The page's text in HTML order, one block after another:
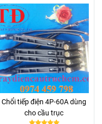
Chổi tiếp điện 4P-60A dùng
cho cầu trục